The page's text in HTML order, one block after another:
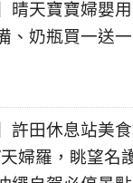
晴天寶寶婦嬰
、奶瓶買一送
許田休息站美
婦羅，眺望名